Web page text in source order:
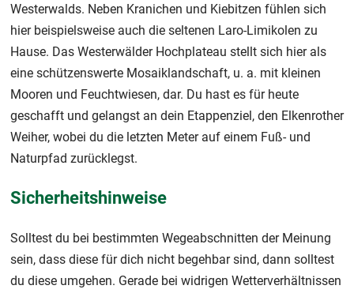
Westerwalds. Neben Kranichen und Kiebitzen fühlen sich
hier beispielsweise auch die seltenen Laro-Limikolen zu
Hause. Das Westerwälder Hochplateau stellt sich hier als
eine schützenswerte Mosaiklandschaft, u. a. mit kleinen
Mooren und Feuchtwiesen, dar. Du hast es für heute
geschafft und gelangst an dein Etappenziel, den Elkenrother
Weiher, wobei du die letzten Meter auf einem Fuß- und
Naturpfad zurücklegst.
Sicherheitshinweise
Solltest du bei bestimmten Wegeabschnitten der Meinung
sein, dass diese für dich nicht begehbar sind, dann solltest
du diese umgehen. Gerade bei widrigen Wetterverhältnissen